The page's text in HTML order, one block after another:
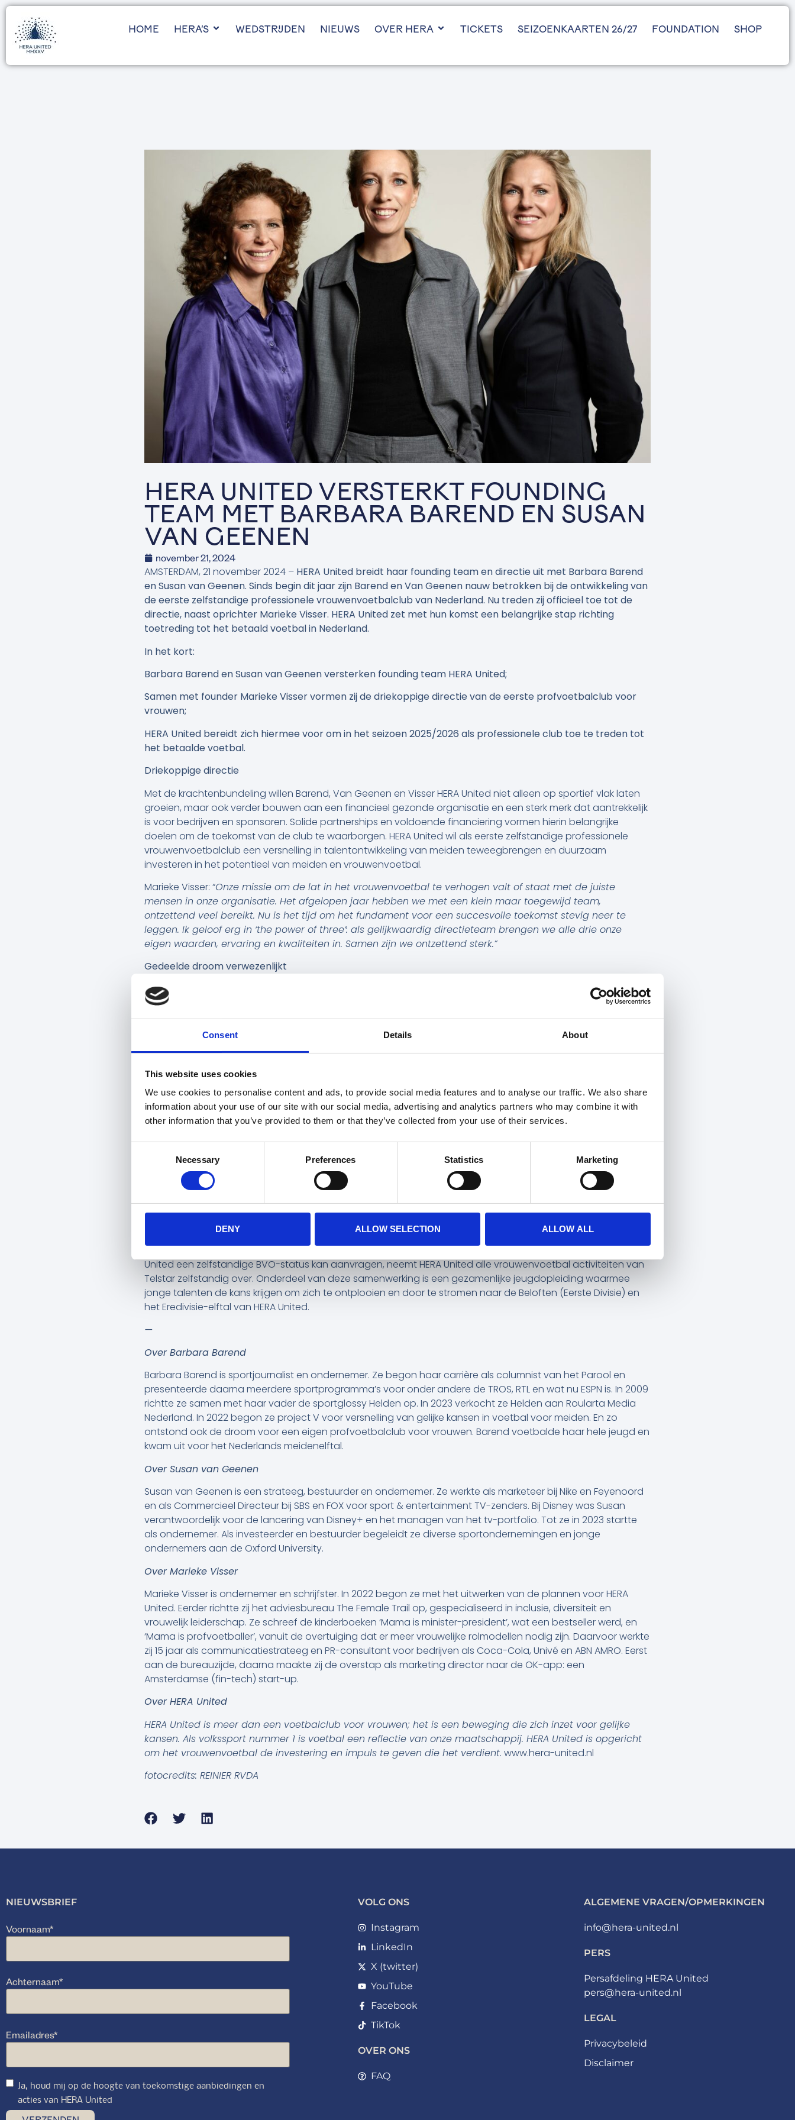
Consent Details About
This website uses cookies
We use cookies to personalise content and ads, to provide social media features and to analyse our traffic. We also share
information about your use of our site with our social media, advertising and analytics partners who may combine it with
other information that you’ve provided to them or that they’ve collected from your use of their services.
Necessary Preferences Statistics Marketing
DENY ALLOW SELECTION ALLOW ALL
HOME HERA’S WEDSTRIJDEN NIEUWS OVER HERA TICKETS SEIZOENKAARTEN 26/27 FOUNDATION SHOP
HERA UNITED VERSTERKT FOUNDING
TEAM MET BARBARA BAREND EN SUSAN
VAN GEENEN
november 21, 2024
AMSTERDAM, 21 november 2024 – HERA United breidt haar founding team en directie uit met Barbara Barend
en Susan van Geenen. Sinds begin dit jaar zijn Barend en Van Geenen nauw betrokken bij de ontwikkeling van
de eerste zelfstandige professionele vrouwenvoetbalclub van Nederland. Nu treden zij officieel toe tot de
directie, naast oprichter Marieke Visser. HERA United zet met hun komst een belangrijke stap richting
toetreding tot het betaald voetbal in Nederland.
In het kort:
Barbara Barend en Susan van Geenen versterken founding team HERA United;
Samen met founder Marieke Visser vormen zij de driekoppige directie van de eerste profvoetbalclub voor
vrouwen;
HERA United bereidt zich hiermee voor om in het seizoen 2025/2026 als professionele club toe te treden tot
het betaalde voetbal.
Driekoppige directie
Met de krachtenbundeling willen Barend, Van Geenen en Visser HERA United niet alleen op sportief vlak laten
groeien, maar ook verder bouwen aan een financieel gezonde organisatie en een sterk merk dat aantrekkelijk
is voor bedrijven en sponsoren. Solide partnerships en voldoende financiering vormen hierin belangrijke
doelen om de toekomst van de club te waarborgen. HERA United wil als eerste zelfstandige professionele
vrouwenvoetbalclub een versnelling in talentontwikkeling van meiden teweegbrengen en duurzaam
investeren in het potentieel van meiden en vrouwenvoetbal.
Marieke Visser: “Onze missie om de lat in het vrouwenvoetbal te verhogen valt of staat met de juiste
mensen in onze organisatie. Het afgelopen jaar hebben we met een klein maar toegewijd team,
ontzettend veel bereikt. Nu is het tijd om het fundament voor een succesvolle toekomst stevig neer te
leggen. Ik geloof erg in ‘the power of three’: als gelijkwaardig directieteam brengen we alle drie onze
eigen waarden, ervaring en kwaliteiten in. Samen zijn we ontzettend sterk.”
Gedeelde droom verwezenlijkt
Barend en Van Geenen brengen samen een uitgebreide achtergrond in sport en media mee naar HERA
United. Van Geenen vervulde leidinggevende rollen bij gerenommeerde organisaties zoals Disney, FOX, SBS,
Feyenoord en Nike. Barend is een vertrouwd gezicht binnen de sportjournalistiek. Ze presenteerde het
jeugdprogrammaZappsport Eredivisie Live Helden
Barbara Barend: “
Wat begon als een gedeelde droom van Marieke Visser en mij, wordt in recordtempo
om onze rollen en taken te formaliseren. In mijn rol focus ik op het opbouwen van een sterke
voetbalorganisatie, samen met Vera Pauw als adviseur. ”
voetballand hierin voorop laten lopen. Dat vraagt om een positieve verandering en ik kan niet wachten
om dit met het team, alle investeerders en partners te realiseren. Als directielid ben ik verantwoordelijk
voor de organisatie, de commerciële partnerships en het financiële fundament.”
Eerste vrouwen profvoetbalclub
In juli jl. kondigde HERA United een samenwerking aan met Telstar Vrouwen. Door investeringen in de teams en
in de faciliteiten versterkt HERA United dit seizoen Telstar Vrouwen. Zodra de KNVB groen licht geeft en HERA
United een zelfstandige BVO-status kan aanvragen, neemt HERA United alle vrouwenvoetbal activiteiten van
Telstar zelfstandig over. Onderdeel van deze samenwerking is een gezamenlijke jeugdopleiding waarmee
jonge talenten de kans krijgen om zich te ontplooien en door te stromen naar de Beloften (Eerste Divisie) en
het Eredivisie-elftal van HERA United.
—
Over Barbara Barend
Barbara Barend is sportjournalist en ondernemer. Ze begon haar carrière als columnist van het Parool en
presenteerde daarna meerdere sportprogramma’s voor onder andere de TROS, RTL en wat nu ESPN is. In 2009
richtte ze samen met haar vader de sportglossy Helden op. In 2023 verkocht ze Helden aan Roularta Media
Nederland. In 2022 begon ze project V voor versnelling van gelijke kansen in voetbal voor meiden. En zo
ontstond ook de droom voor een eigen profvoetbalclub voor vrouwen. Barend voetbalde haar hele jeugd en
kwam uit voor het Nederlands meidenelftal.
Over Susan van Geenen
Susan van Geenen is een strateeg, bestuurder en ondernemer. Ze werkte als marketeer bij Nike en Feyenoord
en als Commercieel Directeur bij SBS en FOX voor sport & entertainment TV-zenders. Bij Disney was Susan
verantwoordelijk voor de lancering van Disney+ en het managen van het tv-portfolio. Tot ze in 2023 startte
als ondernemer. Als investeerder en bestuurder begeleidt ze diverse sportondernemingen en jonge
ondernemers aan de Oxford University.
Over Marieke Visser
Marieke Visser is ondernemer en schrijfster. In 2022 begon ze met het uitwerken van de plannen voor HERA
United. Eerder richtte zij het adviesbureau The Female Trail op, gespecialiseerd in inclusie, diversiteit en
vrouwelijk leiderschap. Ze schreef de kinderboeken ‘Mama is minister-president’, wat een bestseller werd, en
‘Mama is profvoetballer’, vanuit de overtuiging dat er meer vrouwelijke rolmodellen nodig zijn. Daarvoor werkte
zij 15 jaar als communicatiestrateeg en PR-consultant voor bedrijven als Coca-Cola, Univé en ABN AMRO. Eerst
aan de bureauzijde, daarna maakte zij de overstap als marketing director naar de OK-app: een
Amsterdamse (fin-tech) start-up.
Over HERA United
HERA United is meer dan een voetbalclub voor vrouwen; het is een beweging die zich inzet voor gelijke
kansen. Als volkssport nummer 1 is voetbal een reflectie van onze maatschappij. HERA United is opgericht
om het vrouwenvoetbal de investering en impuls te geven die het verdient. www.hera-united.nl
fotocredits: REINIER RVDA
NIEUWSBRIEF
Voornaam*
Achternaam*
Emailadres*
Ja, houd mij op de hoogte van toekomstige aanbiedingen en
acties van HERA United
VOLG ONS
Instagram
LinkedIn
X (twitter)
YouTube
Facebook
TikTok
OVER ONS
FAQ
ALGEMENE VRAGEN/OPMERKINGEN
info@hera-united.nl
PERS
Persafdeling HERA United
pers@hera-united.nl
LEGAL
Privacybeleid
Disclaimer